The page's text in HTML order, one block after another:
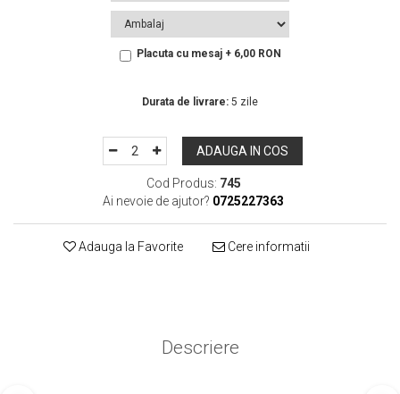
Placuta cu mesaj + 6,00 RON
Durata de livrare: 5 zile
ADAUGA IN COS
Cod Produs: 745
Ai nevoie de ajutor? 0725227363
Adauga la Favorite Cere informatii
Descriere